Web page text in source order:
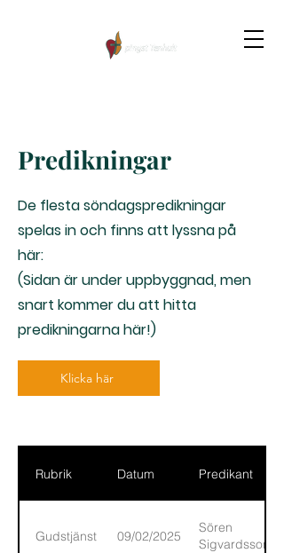
Predikningar
De flesta söndagspredikningar
spelas in och finns att lyssna på
här:
(Sidan är under uppbyggnad, men
snart kommer du att hitta
predikningarna här!)
Klicka här
Rubrik Datum Predikant
Gudstjänst 09/02/2025
Sören
Sigvardsson